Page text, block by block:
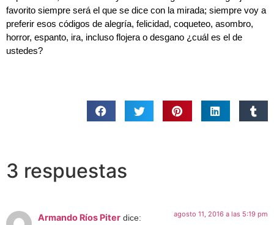
favorito siempre será el que se dice con la mirada; siempre voy a
preferir esos códigos de alegría, felicidad, coqueteo, asombro,
horror, espanto, ira, incluso flojera o desgano ¿cuál es el de
ustedes?
3 respuestas
Armando Ríos Piter dice: agosto 11, 2016 a las 5:19 pm